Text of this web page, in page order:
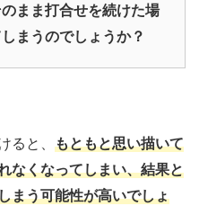
まま打合せを続けた場
まうのでしょうか？
ると、 もともと思い描いて
なくなってしまい、結果と
まう可能性が高いでしょ